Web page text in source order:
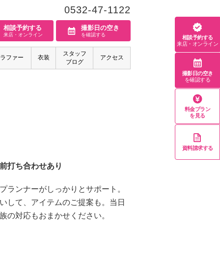
0532-47-1122
相談予約する
来店・オンライン
撮影日の空き
を確認する
ファー 衣装
スタッフ
ブログ
アクセス
打ち合わせあり
ランナーがしっかりとサポート。
して、アイテムのご提案も。当日
の対応もおまかせください。
相談予約する
来店・オンライン
撮影日の空き
を確認する
料金プラン
を見る
資料請求する